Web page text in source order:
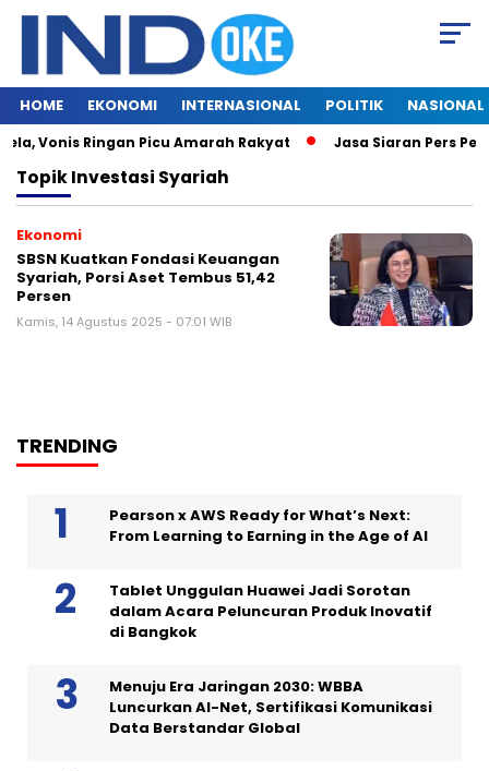
HOME EKONOMI INTERNASIONAL POLITIK NASIONAL
Vonis Ringan Picu Amarah Rakyat Jasa Siaran Pers
TopikInvestasi Syariah
Ekonomi
SBSN Kuatkan Fondasi Keuangan
Syariah, Porsi Aset Tembus 51,42
Persen
Kamis, 14 Agustus 2025 - 07:01 WIB
TRENDING
Pearson x AWS Ready for What’s Next:
From Learning to Earning in the Age of AI
Tablet Unggulan Huawei Jadi Sorotan
dalam Acara Peluncuran Produk Inovatif
di Bangkok
Menuju Era Jaringan 2030: WBBA
Luncurkan AI-Net, Sertifikasi Komunikasi
Data Berstandar Global